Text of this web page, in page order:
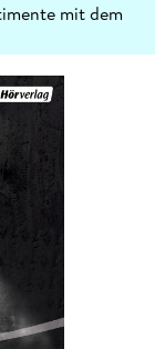
mit dem